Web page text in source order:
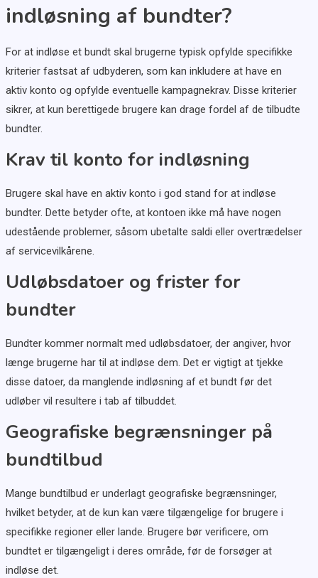
indløsning af bundter?
For at indløse et bundt skal brugerne typisk opfylde specifikke
kriterier fastsat af udbyderen, som kan inkludere at have en
aktiv konto og opfylde eventuelle kampagnekrav. Disse kriterier
sikrer, at kun berettigede brugere kan drage fordel af de tilbudte
bundter.
Krav til konto for indløsning
Brugere skal have en aktiv konto i god stand for at indløse
bundter. Dette betyder ofte, at kontoen ikke må have nogen
udestående problemer, såsom ubetalte saldi eller overtrædelser
af servicevilkårene.
Udløbsdatoer og frister for
bundter
Bundter kommer normalt med udløbsdatoer, der angiver, hvor
længe brugerne har til at indløse dem. Det er vigtigt at tjekke
disse datoer, da manglende indløsning af et bundt før det
udløber vil resultere i tab af tilbuddet.
Geografiske begrænsninger på
bundtilbud
Mange bundtilbud er underlagt geografiske begrænsninger,
hvilket betyder, at de kun kan være tilgængelige for brugere i
specifikke regioner eller lande. Brugere bør verificere, om
bundtet er tilgængeligt i deres område, før de forsøger at
indløse det.